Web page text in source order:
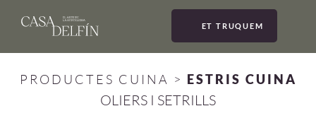
ET TRUQUEM
PRODUCTES CUINA > ESTRIS CUINA
OLIERS I SETRILLS